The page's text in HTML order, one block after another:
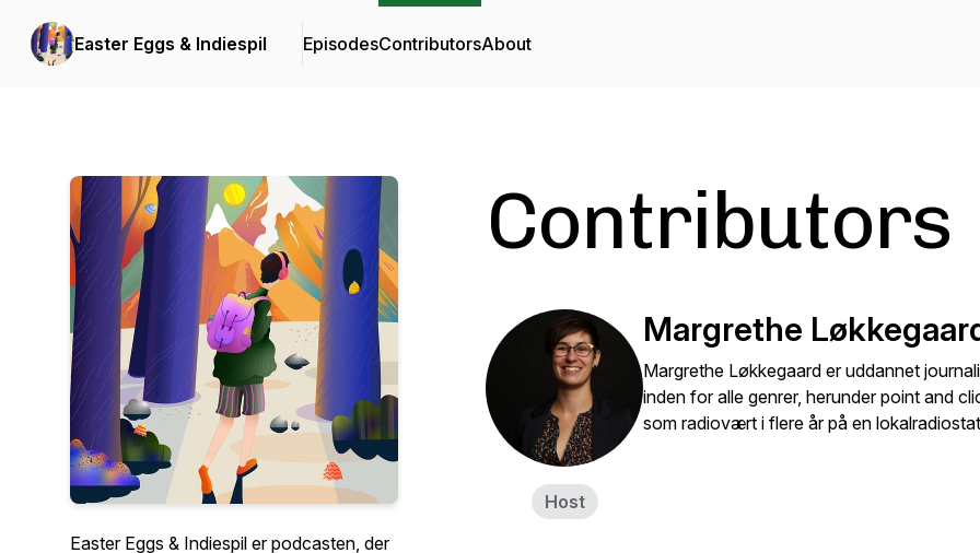
Easter Eggs & Indiespil EpisodesContributorsAbout
Easter Eggs & Indiespil er podcasten, der
Contributors
Host
Margrethe
Margrethe Løkkegaard er uddannet
inden for alle genrer, herunder point and
som radiovært i flere år på en